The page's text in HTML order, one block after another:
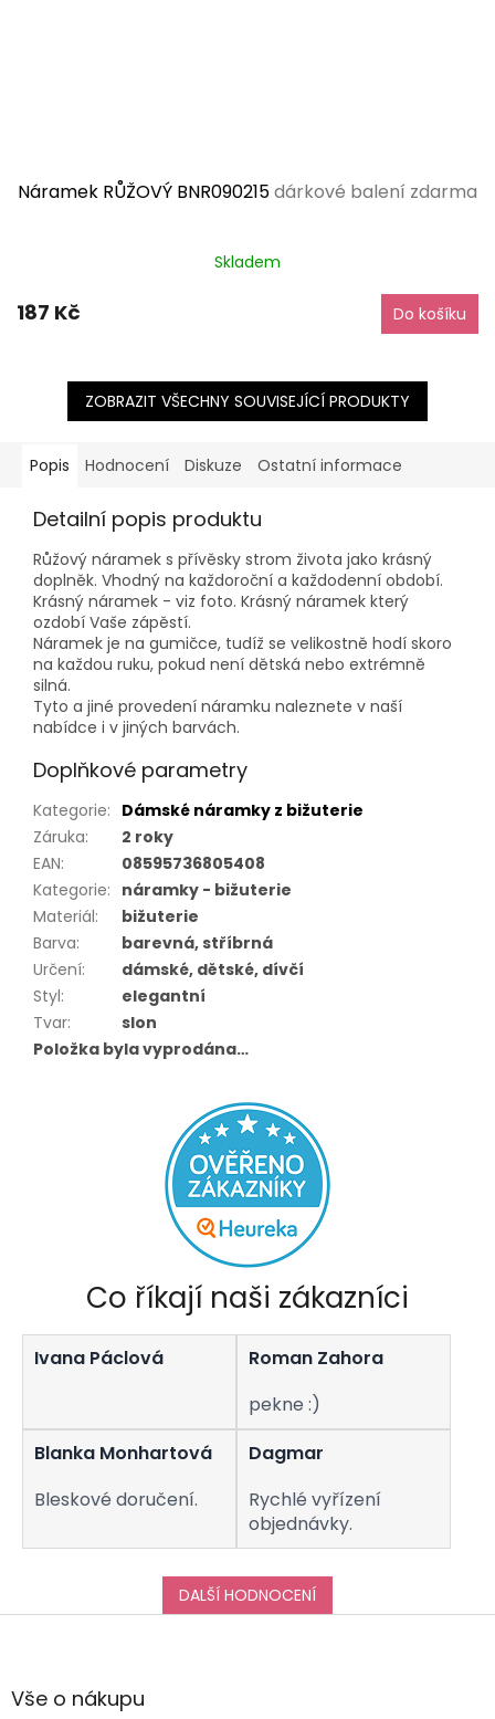
Náramek RŮŽOVÝ BNR090215dárkové balení zdarma
Skladem
187 Kč Do košíku
ZOBRAZIT VŠECHNY SOUVISEJÍCÍ PRODUKTY
Popis Hodnocení Diskuze Ostatní informace
Detailní popis produktu
Růžový náramek s přívěsky strom života jako krásný
doplněk. Vhodný na každoroční a každodenní období.
Krásný náramek - viz foto. Krásný náramek který
ozdobí Vaše zápěstí.
Náramek je na gumičce, tudíž se velikostně hodí skoro
na každou ruku, pokud není dětská nebo extrémně
silná.
Tyto a jiné provedení náramku naleznete v naší
nabídce i v jiných barvách.
Doplňkové parametry
Kategorie: Dámské náramky z bižuterie
Záruka:
2 roky
EAN:
08595736805408
Kategorie: náramky - bižuterie
Materiál:
bižuterie
Barva:
barevná, stříbrná
Určení:
dámské, dětské, dívčí
Styl:
elegantní
Tvar:
slon
Položka byla vyprodána…
Co říkají naši zákazníci
Ivana Páclová
Roman Zahora
pekne :)
Blanka Monhartová
Bleskové doručení.
Dagmar
Rychlé vyřízení
objednávky.
DALŠÍ HODNOCENÍ
Z
aVše o nákupu